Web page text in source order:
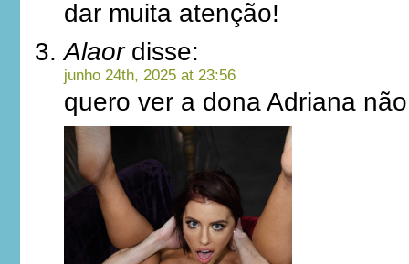
dar muita atenção!
Alaordisse:
junho 24th, 2025 at 23:56
quero ver a dona Adriana